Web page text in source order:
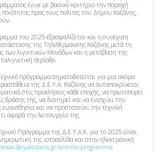
έγινε με βασικό κριτήριο την παροχή
προς τους πολίτες του Δήμου Κοζάνης,
του 2025 εξασφαλίζεται και η συνέχιση
της Τηλεθέρμανσης Κοζάνης μετά τη
των λιγνιτικών Μονάδων και η μετάβαση της
περίοδο.
πρόγραμμα σηματοδοτείται για μια ακόμα
της Δ.Ε.Υ.Α. Κοζάνης να ανταποκρίνεται
στις προκλήσεις κάθε εποχής, να πρωτοπορεί
δράσης της, να διατηρεί και να ενισχύει την
ευαισθησία και να προστατεύει την τεχνική
αφορά την λειτουργία της.
Πρόγραμμα της Δ.Ε.Υ.Α.Κ. για το 2025 είναι
της ιστοσελίδα και στην ηλεκτρονική
texniko-programma